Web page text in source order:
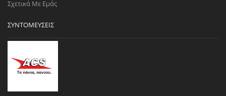
Σχετικά Με Εμάς
ΣΥΝΤΟΜΕΎΣΕΙΣ